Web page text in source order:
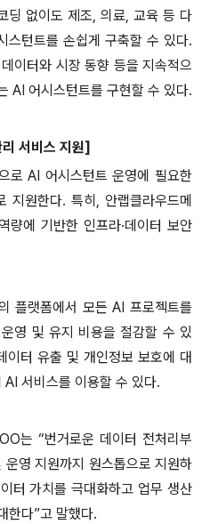
딩 없이도 제조, 의료, 교육 등 다
스턴트를 손쉽게 구축할 수 있다.
이터와 시장 동향 등을 지속적으
AI 어시스턴트를 구현할 수 있다.
서비스 지원]
로 AI 어시스턴트 운영에 필요한
지원한다. 특히 , 안랩클라우드메
량에 기반한 인프라·데이터 보안
플랫폼에서 모든 AI프로젝트를
영 및 유지 비용을 절감할 수 있
이터 유출 및 개인정보 보호에 대
AI 서비스를 이용할 수 있다.
는 “번거로운 데이터 전처리부
운영 지원까지 원스톱으로 지원하
터 가치를 극대화하고 업무 생산
한다”고 말했다.